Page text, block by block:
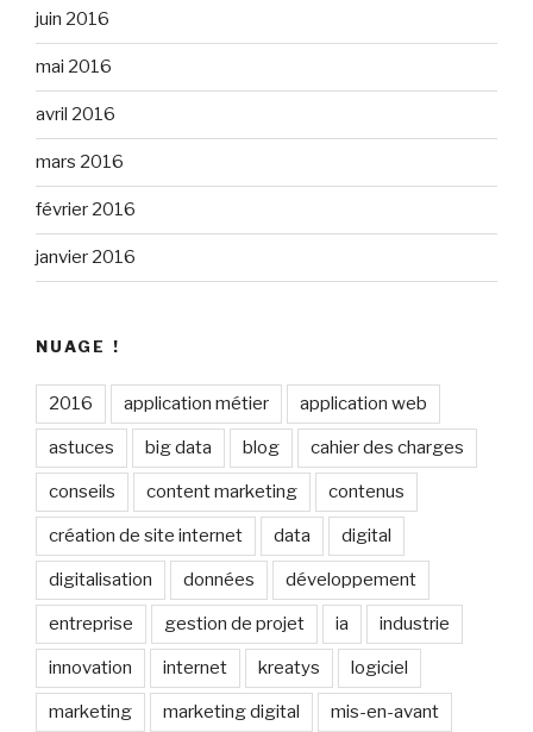
juin 2016
mai 2016
avril 2016
mars 2016
février 2016
janvier 2016
NUAGE !
2016 application métier application web
astuces big data blog cahier des charges
conseils content marketing contenus
création de site internet data digital
digitalisation données développement
entreprise gestion de projet ia industrie
innovation internet kreatys logiciel
marketing marketing digital mis-en-avant